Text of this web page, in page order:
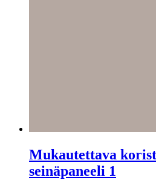
Mukautettava
seinäpaneeli 1